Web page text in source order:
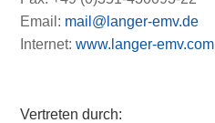
Email: mail@langer-emv.de
Internet:www.langer-emv.com
Vertreten durch: